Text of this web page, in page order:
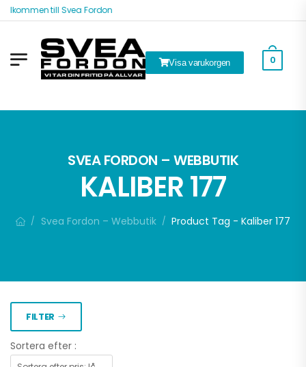
till Svea Fordon
Visa varukorgen 0
SVEA FORDON – WEBBUTIK
KALIBER 177
/ Svea Fordon – Webbutik / Product Tag - Kaliber 177
FILTER
Sortera efter :